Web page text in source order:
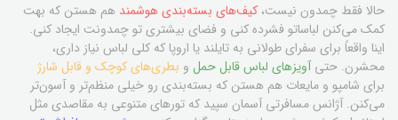
حالا فقط چمدون نیست، کیف‌های بسته‌بندی هوشمند هم هستن که بهت
کمک می‌کنن لباساتو فشرده کنی و فضای بیشتری تو چمدونت ایجاد کنی.
اینا واقعاً برای سفرای طولانی به تایلند یا اروپا که کلی لباس نیاز داری،
محشرن. حتیآویزهای لباس قابل حمل و بطری‌های کوچک و قابل شارژ
برای شامپو و مایعات هم هستن که بسته‌بندی رو خیلی منظم‌تر و آسون‌تر
می‌کنن. آژانس مسافرتی آسمان سپید که تورهای متنوعی به مقاصدی مثل